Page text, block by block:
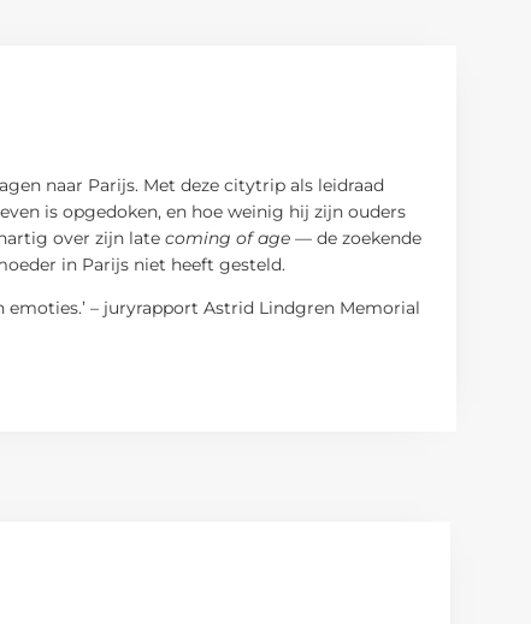
naar Parijs. Met deze citytrip als leidraad
is opgedoken, en hoe weinig hij zijn ouders
over zijn latecoming of age — de zoekende
in Parijs niet heeft gesteld.
– juryrapport Astrid Lindgren Memorial